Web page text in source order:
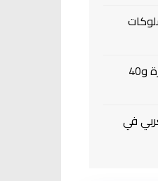
سقوط (الإمبراطور) بعد مطاردة متيرة و40
في